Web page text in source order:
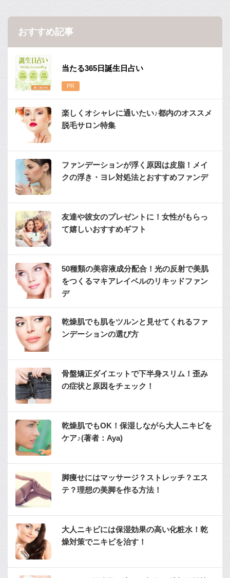
おすすめ記事
当たる365日誕生日占い
楽しくオシャレに通いたい♪都内のオススメ
脱毛サロン特集
ファンデーションが浮く原因は皮脂！メイ
クの浮き・ヨレ対処法とおすすめファンデ
友達や彼女のプレゼントに！女性がもらっ
て嬉しいおすすめギフト
50種類の美容液成分配合！光の反射で美肌
をつくるマキアレイベルのリキッドファン
デ
乾燥肌でも肌をツルンと見せてくれるファ
ンデーションの選び方
骨盤矯正ダイエットで下半身スリム！歪み
の症状と原因をチェック！
乾燥肌でもOK！保湿しながら大人ニキビを
ケア♪(著者：Aya)
脚痩せにはマッサージ？ストレッチ？エス
テ？理想の美脚を作る方法！
大人ニキビには保湿効果の高い化粧水！乾
燥対策でニキビを治す！